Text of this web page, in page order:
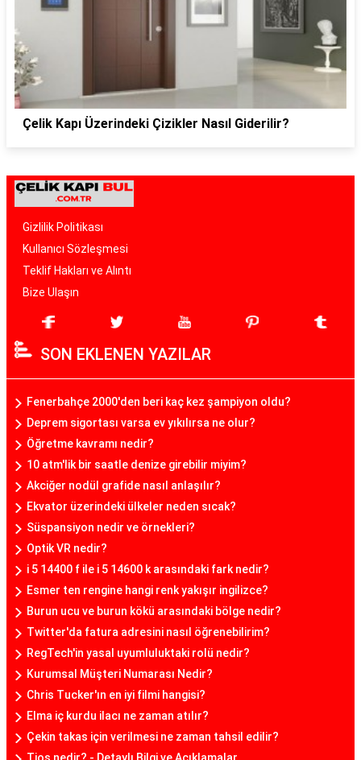
Çelik Kapı Üzerindeki Çizikler Nasıl Giderilir?
Gizlilik Politikası
Kullanıcı Sözleşmesi
Teklif Hakları ve Alıntı
Bize Ulaşın
SON EKLENEN YAZILAR
Fenerbahçe 2000'den beri kaç kez şampiyon oldu?
Deprem sigortası varsa ev yıkılırsa ne olur?
Öğretme kavramı nedir?
10 atm'lik bir saatle denize girebilir miyim?
Akciğer nodül grafide nasıl anlaşılır?
Ekvator üzerindeki ülkeler neden sıcak?
Süspansiyon nedir ve örnekleri?
Optik VR nedir?
i 5 14400 f ile i 5 14600 k arasındaki fark nedir?
Esmer ten rengine hangi renk yakışır ingilizce?
Burun ucu ve burun kökü arasındaki bölge nedir?
Twitter'da fatura adresini nasıl öğrenebilirim?
RegTech'in yasal uyumluluktaki rolü nedir?
Kurumsal Müşteri Numarası Nedir?
Chris Tucker'ın en iyi filmi hangisi?
Elma iç kurdu ilacı ne zaman atılır?
Çekin takas için verilmesi ne zaman tahsil edilir?
Tios nedir? - Detaylı Bilgi ve Açıklamalar